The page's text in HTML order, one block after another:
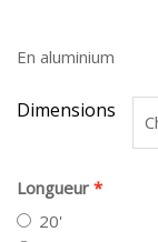
En aluminium
Dimensions
Longueur
20'